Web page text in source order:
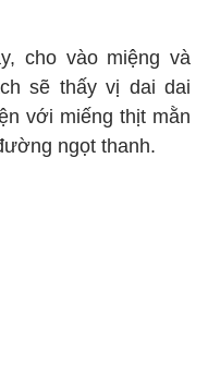
cho vào miệng và
sẽ thấy vị dai dai
với miếng thịt mằn
ngọt thanh.